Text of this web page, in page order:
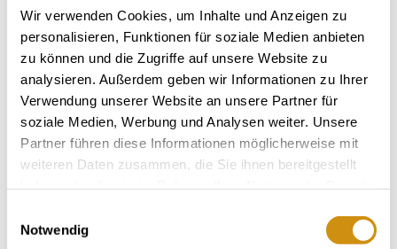
Wir verwenden Cookies, um Inhalte und Anzeigen zu
personalisieren, Funktionen für soziale Medien anbieten
zu können und die Zugriffe auf unsere Website zu
analysieren. Außerdem geben wir Informationen zu Ihrer
Verwendung unserer Website an unsere Partner für
soziale Medien, Werbung und Analysen weiter. Unsere
Partner führen diese Informationen möglicherweise mit
weiteren Daten zusammen, die Sie ihnen bereitgestellt
Notwendig
+ 1 weiteres